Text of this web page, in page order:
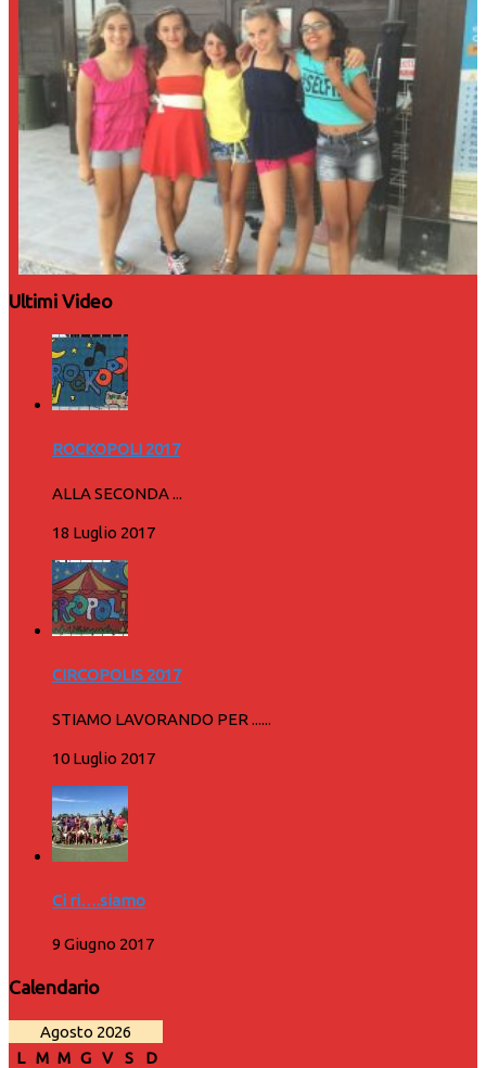
Ultimi Video
ROCKOPOLI 2017
ALLA SECONDA ...
18 Luglio 2017
CIRCOPOLIS 2017
STIAMO LAVORANDO PER ......
10 Luglio 2017
Ci ri….siamo
9 Giugno 2017
Calendario
Agosto 2026
L M M G V S D